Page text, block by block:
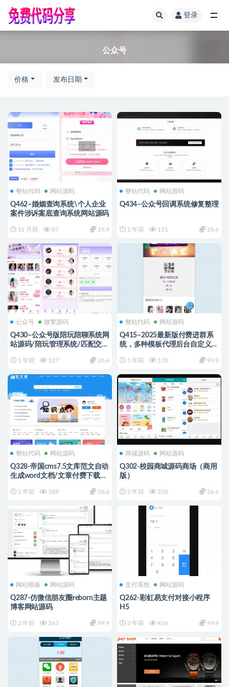
登录
公众号
价格 发布日期
整站代码 网站源码
Q462–婚姻查询系统\个人企业
案件涉诉案底查询系统网站源码
11 月前 87 19.9
整站代码 网站源码
Q434–公众号回调系统修复整理
1 年前 131 26.6
公众号 微擎源码
Q430–公众号版陪玩陪聊系统网
站源码/陪玩管理系统/匹配交友
1 年前 127 26.6
整站代码 网站源码
Q415–2025最新版付费进群系
统，多种模板代理后台自定义带
1 年前 170 99.9
整站代码 网站源码
Q328-帝国cms7.5文库范文自动
生成word文档/文章付费下载内
2 年前 189 26.6
商城源码 网站源码
Q302-校园商城源码商场（商用
版）
2 年前 238 26.6
网站模板 网站源码
Q287-仿微信朋友圈reborn主题
博客网站源码
2 年前 263 99.9
支付系统 网站源码
Q262-彩虹易支付对接小程序
H5
2 年前 416 99.9